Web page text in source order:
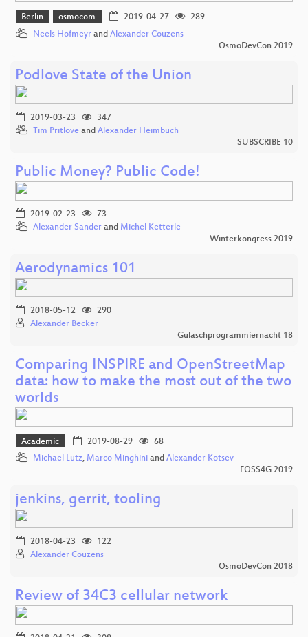
Berlin osmocom 2019-04-27
289
Neels Hofmeyr and Alexander Couzens
OsmoDevCon 2019
Podlove State of the Union
2019-03-23
347
Tim Pritlove and Alexander Heimbuch
SUBSCRIBE 10
Public Money? Public Code!
2019-02-23
73
Alexander Sander and Michel Ketterle
Winterkongress 2019
Aerodynamics 101
2018-05-12
290
Alexander Becker
Gulaschprogrammiernacht 18
Comparing INSPIRE and OpenStreetMap
data: how to make the most out of the two
worlds
Academic 2019-08-29
68
Michael Lutz, Marco Minghini and Alexander Kotsev
FOSS4G 2019
jenkins, gerrit, tooling
2018-04-23
122
Alexander Couzens
OsmoDevCon 2018
Review of 34C3 cellular network